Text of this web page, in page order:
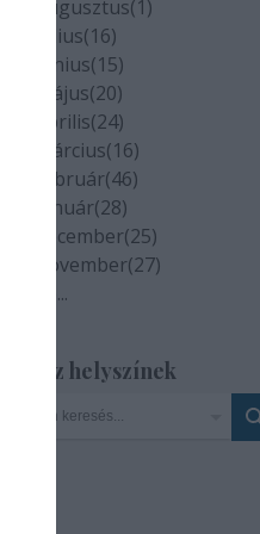
2020 augusztus(1)
2020 július(16)
2020 június(15)
2020 május(20)
2020 április(24)
2020 március(16)
2020 február(46)
2020 január(28)
2019 december(25)
2019 november(27)
...
Szinház helyszínek